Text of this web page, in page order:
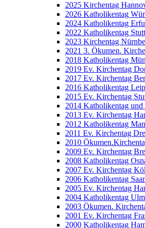
2025 Kirchentag
2026 Katholikentag
2024 Katholikentag
2022 Katholikentag
2023 Kirchentag
2021 3. Ökumen.
2018 Katholikentag
2019 Ev. Kirchentag
2017 Ev. Kirchentag
2016 Katholikentag
2015 Ev. Kirchentag
2014 Katholikentag
2013 Ev. Kirchentag
2012 Katholikentag
2011 Ev. Kirchentag
2010
2009 Ev. Kirchentag
2008 Katholikentag
2007 Ev. Kirchentag
2006 Katholikentag
2005 Ev. Kirchentag
2004 Katholikentag Ulm
2003 Ökumen.
2001 Ev. Kirchentag
2000 Katholikentag